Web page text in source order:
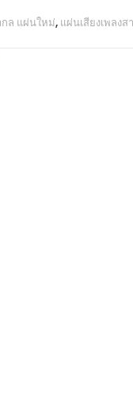
กล แผ่นใหม่, แผ่นเสียงเพลงส